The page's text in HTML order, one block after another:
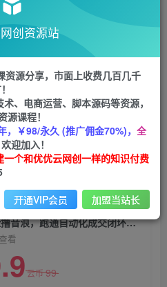
推荐
脸撸音浪，跑通自动化
徒收益最大化
关注 私信
（6063期）全网最新不露脸撸音浪，跑通自动化成交闭环，实现出单+收徒收益最大化
看
云币99
创资源站
资源分享，市面上收费几百几千
、电商运营、脚本源码等资源，
课程！
，￥98/永久 (推广佣金70%)， 全
迎加入！
个和优优云网创一样的知识付费
开通VIP会员 加盟当站长